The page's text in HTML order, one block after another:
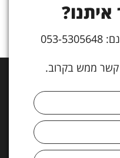
איתנו?
קשר ממש בקרוב.